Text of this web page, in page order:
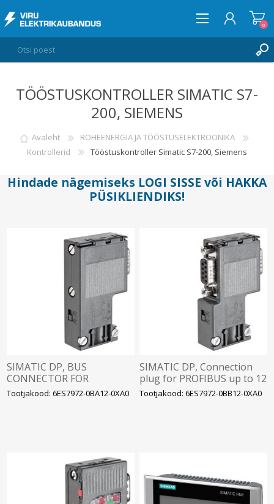
LOGI SISSE
0
TÖÖSTUSKONTROLLER SIMATIC S7-
200, SIEMENS
Avaleht
ROHEENERGIA JA TÖÖSTUSELEKTROONIKA
Kontrollerid
Tööstuskontroller Simatic S7-200, Siemens
Hindade nägemiseks LOGI SISSE või HAKKA
PÜSIKLIENDIKS!
SIMATIC DP, BUS
CONNECTOR FOR
PROFIBUS UP TO 12
MBIT/S 90 DEGREE ANGLE
Tootjakood: 6ES7972-0BA12-0XA0
SIMATIC DP, Connection
plug for PROFIBUS up to 12
Mbit/s 90° cable outlet
Tootjakood: 6ES7972-0BB12-0XA0